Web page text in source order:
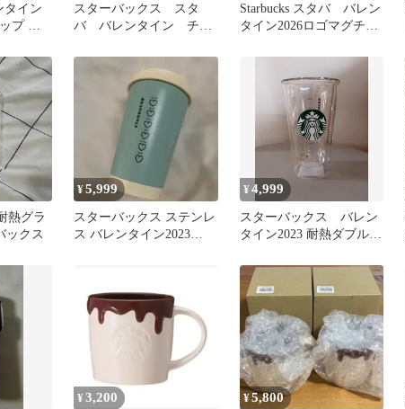
タイン
プ タ
スターバックス スタ
バ バレンタイン チャ
げしました。
Starbucks スタバ バレン
タイン2026ロゴマグチョ
熱グラ
ックス
¥5,999
スターバックス ステンレ
ス バレンタイン2023
¥4,999
スターバックス バレン
タイン2023 耐熱ダブルウ
用
¥ 3,200 ¥5,800